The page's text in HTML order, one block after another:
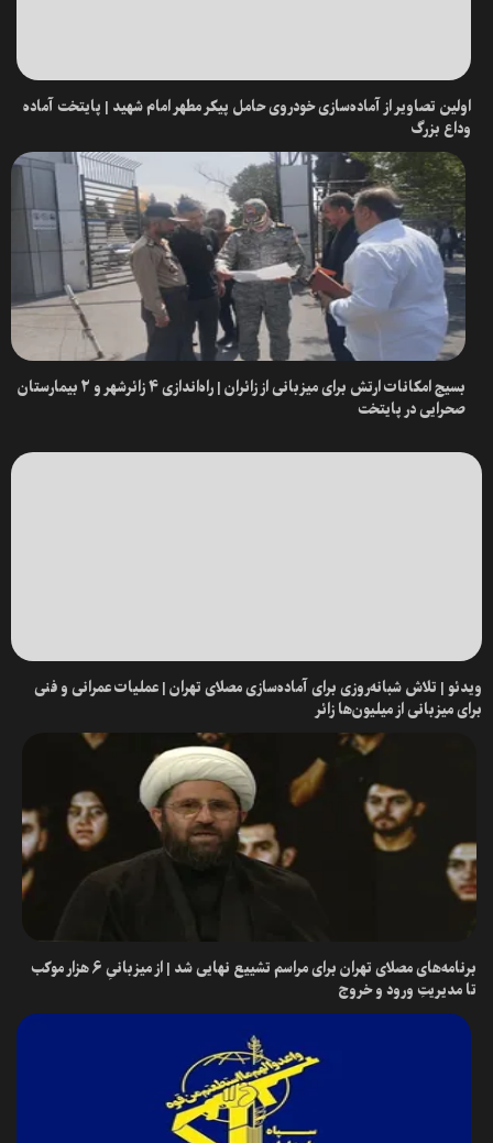
اولین تصاویر از آماده‌سازی خودروی حامل پیکر مطهر امام شهید | پایتخت آماده
وداع بزرگ
بسیج امکانات ارتش برای میزبانی از زائران | راه‌اندازی ۴ زائرشهر و ۲ بیمارستان
صحرایی در پایتخت
ویدئو | تلاش شبانه‌روزی برای آماده‌سازی مصلای تهران | عملیات عمرانی و فنی
برای میزبانی از میلیون‌ها زائر
برنامه‌های مصلای تهران برای مراسم تشییع نهایی شد | از میزبانیِ ۶ هزار موکب
تا مدیریتِ ورود و خروج